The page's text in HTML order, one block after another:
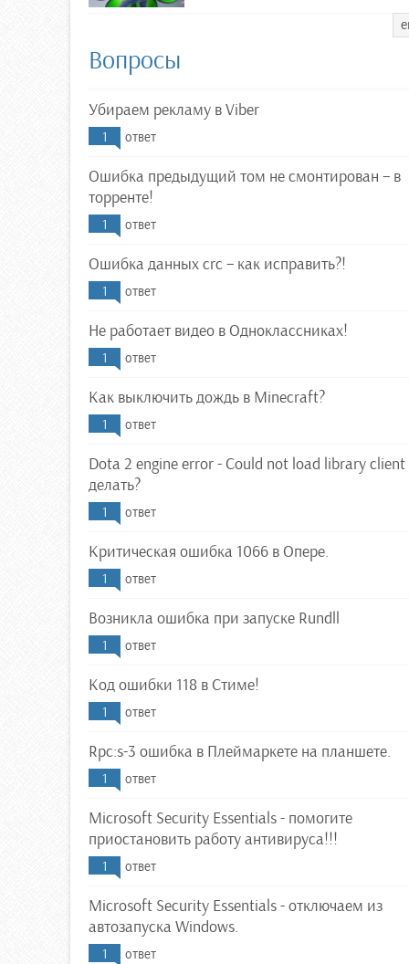
Вопросы
Убираем рекламу в Viber
1 ответ
Ошибка предыдущий том не смонтирован – в
торренте!
1 ответ
Ошибка данных crc – как исправить?!
1 ответ
Не работает видео в Одноклассниках!
1 ответ
Как выключить дождь в Minecraft?
1 ответ
Dota 2 engine error - Could not load library client
делать?
1 ответ
Критическая ошибка 1066 в Опере.
1 ответ
Возникла ошибка при запуске Rundll
1 ответ
Код ошибки 118 в Стиме!
1 ответ
Rpc:s-3 ошибка в Плеймаркете на планшете.
1 ответ
Microsoft Security Essentials - помогите
приостановить работу антивируса!!!
1 ответ
Microsoft Security Essentials - отключаем из
автозапуска Windows.
1 ответ